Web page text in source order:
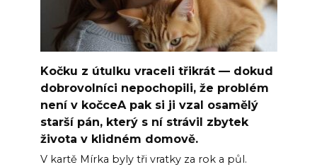
Kočku z útulku vraceli třikrát — dokud
dobrovolníci nepochopili, že problém
není v kočceA pak si ji vzal osamělý
starší pán, který s ní strávil zbytek
života v klidném domově.
V kartě Mírka byly tři vratky za rok a půl.